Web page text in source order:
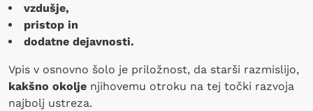
vzdušje,
pristop in
dodatne dejavnosti.
Vpis v osnovno šolo je priložnost, da starši razmislijo,
kakšno okolje njihovemu otroku na tej točki razvoja
najbolj ustreza.